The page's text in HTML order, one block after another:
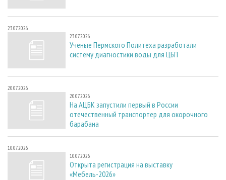
23.07.2026
23.07.2026
Ученые Пермского Политеха разработали
систему диагностики воды для ЦБП
20.07.2026
20.07.2026
На АЦБК запустили первый в России
отечественный транспортер для окорочного
барабана
10.07.2026
10.07.2026
Открыта регистрация на выставку
«Мебель-2026»